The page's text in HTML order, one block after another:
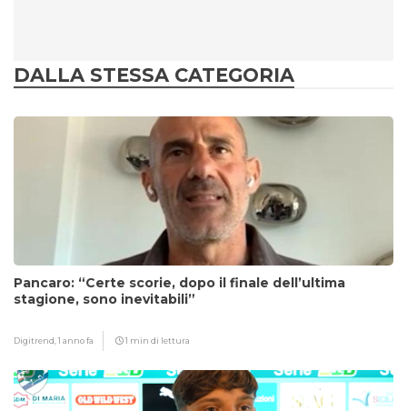
DALLA STESSA CATEGORIA
Pancaro: “Certe scorie, dopo il finale dell’ultima
stagione, sono inevitabili”
Digitrend,1 anno fa 1 min di lettura